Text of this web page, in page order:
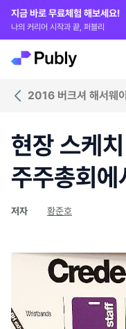
지금 바로 무료체험 해보세요!
나의 커리어 시작과 끝, 퍼블리
2016 버크셔 해서웨
현장 스케
주주총회
저자 황준호